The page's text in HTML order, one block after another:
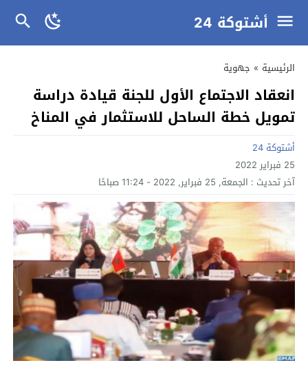
أشتوكة 24
الرئيسية » جهوية
انعقاد الاجتماع الأول للجنة قيادة دراسة
تمويل خطة الساحل للاستثمار في المناخ
أشتوكة 24
25 فبراير 2022
آخر تحديث : الجمعة, 25 فبراير, 2022 - 11:24 صباحًا